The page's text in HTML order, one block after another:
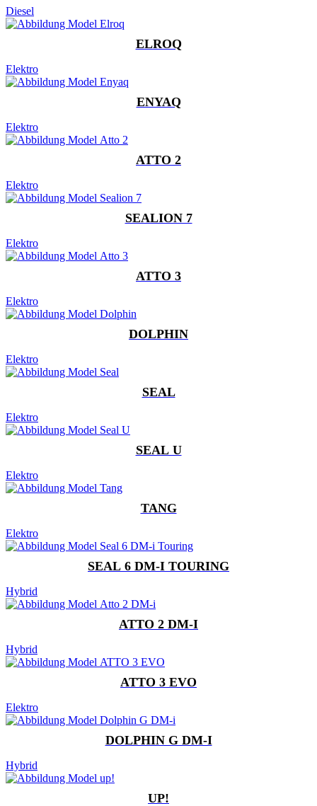
Diesel
ELROQ
Elektro
ENYAQ
Elektro
ATTO 2
Elektro
SEALION 7
Elektro
ATTO 3
Elektro
DOLPHIN
Elektro
SEAL
Elektro
SEAL U
Elektro
TANG
Elektro
SEAL 6 DM-I TOURING
Hybrid
ATTO 2 DM-I
Hybrid
ATTO 3 EVO
Elektro
DOLPHIN G DM-I
Hybrid
UP!